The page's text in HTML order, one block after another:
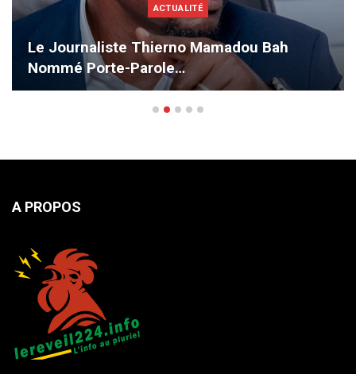
ACTUALITÉ
Le Journaliste Thierno Mamadou Bah
Nommé Porte-Parole…
A PROPOS